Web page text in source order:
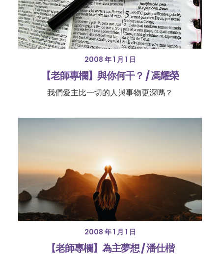
2008 年 1 月 1 日
【老師專欄】與你何干？ / 馮耀榮
我們愛主比一切的人與事物更深嗎？
2008 年 1 月 1 日
【老師專欄】為主夢想 / 潘仕楷